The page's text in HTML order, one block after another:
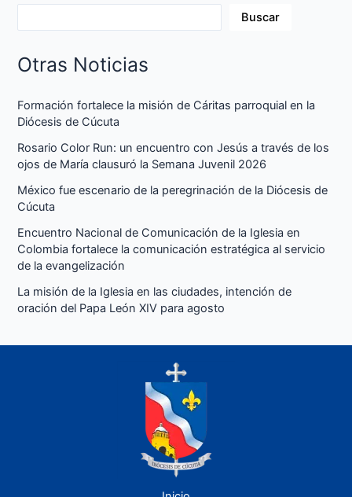
Buscar
Otras Noticias
Formación fortalece la misión de Cáritas parroquial en la
Diócesis de Cúcuta
Rosario Color Run: un encuentro con Jesús a través de los
ojos de María clausuró la Semana Juvenil 2026
México fue escenario de la peregrinación de la Diócesis de
Cúcuta
Encuentro Nacional de Comunicación de la Iglesia en
Colombia fortalece la comunicación estratégica al servicio
de la evangelización
La misión de la Iglesia en las ciudades, intención de
oración del Papa León XIV para agosto